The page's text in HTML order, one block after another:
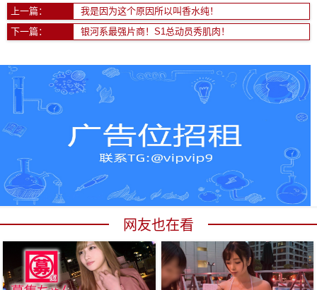
上一篇：
我是因为这个原因所以叫香水纯！
下一篇：
银河系最强片商！S1总动员秀肌肉！
网友也在看